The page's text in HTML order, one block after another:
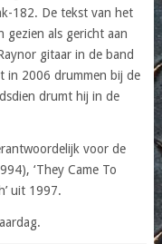
182. De tekst van het
gezien als gericht aan
gitaar in de band
in 2006 drummen bij de
drumt hij in de
voor de
‘They Came To
uit 1997.